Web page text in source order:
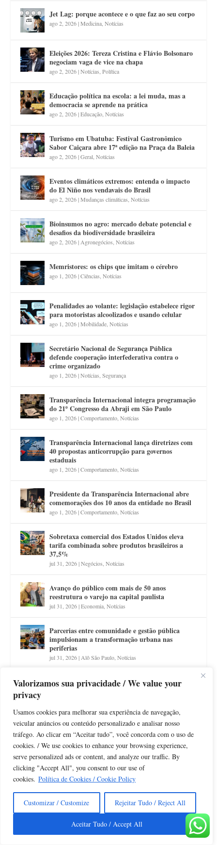
Valorizamos sua privacidade / We value your
privacy
Usamos cookies para melhorar sua experiência de navegação,
veicular anúncios ou conteúdo personalizado e analisar nosso
tráfego. Ao clicar em “Aceitar tudo”, você concorda com o uso de
cookies. / We use cookies to enhance your browsing experience,
serve personalized ads or content, and analyze our traffic. By
clicking "Accept All", you consent to our use of
cookies. Política de Cookies / Cookie Policy
Customizar / Customize Rejeitar Tudo / Reject All
Aceitar Tudo / Accept All
Jet Lag: porque acontece e o que faz ao seu corpo
ago 2, 2026|Medicina ,Notícias
Eleições 2026: Tereza Cristina e Flávio Bolsonaro
negociam vaga de vice na chapa
ago 2, 2026|Notícias ,Política
Educação política na escola: a lei muda, mas a
democracia se aprende na prática
ago 2, 2026|Educação ,Notícias
Turismo em Ubatuba: Festival Gastronômico
Sabor Caiçara abre 17ª edição na Praça da Baleia
ago 2, 2026|Geral ,Notícias
Eventos climáticos extremos: entenda o impacto
do El Niño nos vendavais do Brasil
ago 2, 2026|Mudanças climáticas ,Notícias
Bioinsumos no agro: mercado debate potencial e
desafios da biodiversidade brasileira
ago 2, 2026| Agronegócios ,Notícias
Memristores: os chips que imitam o cérebro
ago 1, 2026|Ciências ,Notícias
Penalidades ao volante: legislação estabelece rigor
para motoristas alcoolizados e usando celular
ago 1, 2026|Mobilidade ,Notícias
Secretário Nacional de Segurança Pública
defende cooperação interfederativa contra o
crime organizado
ago 1, 2026|Notícias ,Segurança
Transparência Internacional integra programação
do 21º Congresso da Abraji em São Paulo
ago 1, 2026|Comportamento ,Notícias
Transparência Internacional lança diretrizes com
40 propostas anticorrupção para governos
estaduais
ago 1, 2026|Comportamento ,Notícias
Presidente da Transparência Internacional abre
comemorações dos 10 anos da entidade no Brasil
ago 1, 2026|Comportamento ,Notícias
Sobretaxa comercial dos Estados Unidos eleva
tarifa combinada sobre produtos brasileiros a
37,5%
jul 31, 2026|Negócios ,Notícias
Avanço do público com mais de 50 anos
reestrutura o varejo na capital paulista
jul 31, 2026|Economia ,Notícias
Parcerias entre comunidade e gestão pública
impulsionam a transformação urbana nas
periferias
jul 31, 2026| Alô São Paulo ,Notícias
Desigualdade no orçamento da cidade de São
Paulo persiste mesmo com uso do IDRGP
Mapa da Desigualdade 2025: expectativa de vida
varia em mais de 20 anos entre distritos de São
,Notícias
Manuscrito inédito de Anchieta: pesquisa revela
detalhes da fundação de SP e de sua juventude
jul 30, 2026|História de SP,Notícias
Como a corrupção impacta o dia a dia e mantém
o Brasil estagnado em ranking global
jul 29, 2026|Comportamento,Notícias